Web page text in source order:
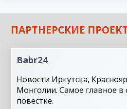
ПАРТНЕРСКИЕ
Babr24
Новости Иркутска,
Монголии. Самое главное в
повестке.